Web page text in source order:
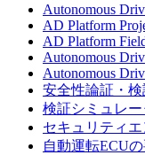
Autonomous
AD Platform
AD Platform
Autonomous
Autonomous
安全性論証・
検証シミュレ
セキュリティ
自動運転ECU